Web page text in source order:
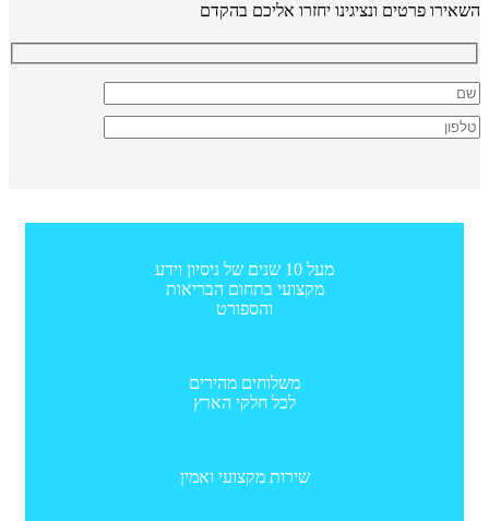
השאירו פרטים ונציגינו יחזרו אליכם בהקדם
מעל 10 שנים של ניסיון וידע
מקצועי בתחום הבריאות
והספורט
משלוחים מהירים
לכל חלקי הארץ
שירות מקצועי ואמין